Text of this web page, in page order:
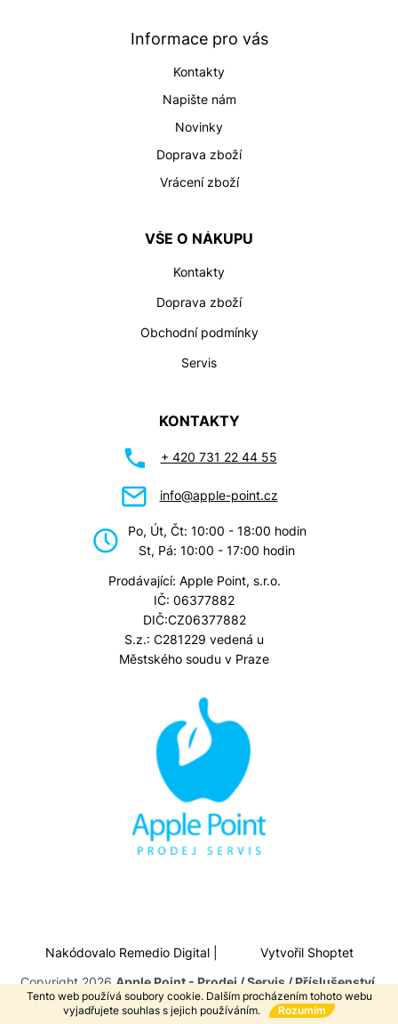
Tento web používá soubory cookie. Dalším procházením tohoto webu
vyjadřujete souhlas s jejich používáním.
Rozumím
Informace pro vás
Kontakty
Napište nám
Novinky
Doprava zboží
Vrácení zboží
VŠE O NÁKUPU
Kontakty
Doprava zboží
Obchodní podmínky
Servis
KONTAKTY
+ 420 731 22 44 55
info@apple-point.cz
Po, Út, Čt: 10:00 - 18:00 hodin
St, Pá: 10:00 - 17:00 hodin
Prodávající: Apple Point, s.r.o.
IČ: 06377882
DIČ:CZ06377882
S.z.: C281229 vedená u
Městského soudu v Praze
Nakódovalo Remedio Digital|
Vytvořil Shoptet
Copyright 2026Apple Point - Prodej / Servis / Příslušenství.
Všechna práva vyhrazena.